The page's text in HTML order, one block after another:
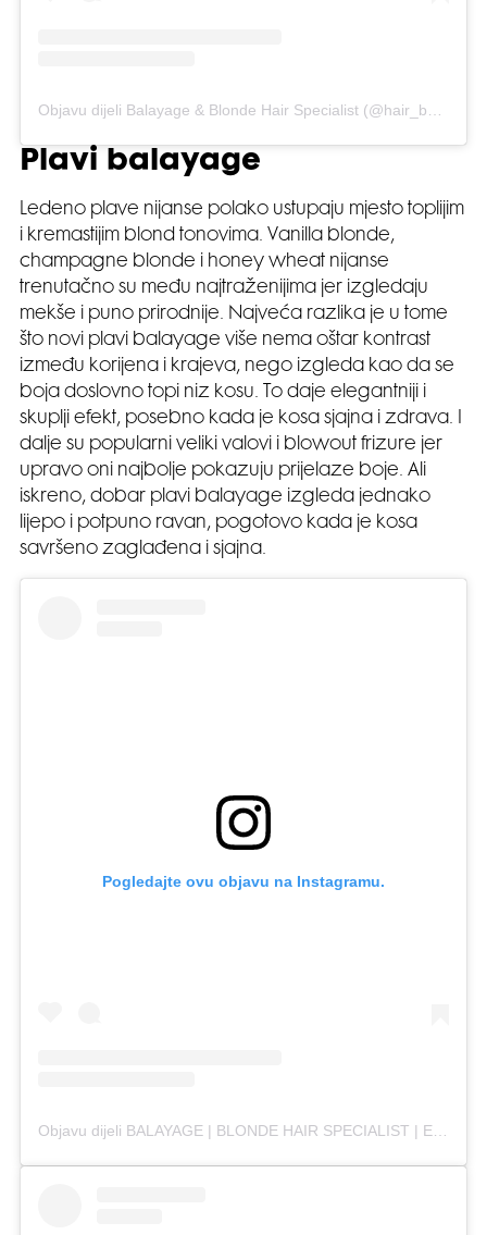
Plavi balayage
Ledeno plave nijanse polako ustupaju mjesto toplijim
i kremastijim blond tonovima. Vanilla blonde,
champagne blonde i honey wheat nijanse
trenutačno su među najtraženijima jer izgledaju
mekše i puno prirodnije. Najveća razlika je u tome
što novi plavi balayage više nema oštar kontrast
između korijena i krajeva, nego izgleda kao da se
boja doslovno topi niz kosu. To daje elegantniji i
skuplji efekt, posebno kada je kosa sjajna i zdrava. I
dalje su popularni veliki valovi i blowout frizure jer
upravo oni najbolje pokazuju prijelaze boje. Ali
iskreno, dobar plavi balayage izgleda jednako
lijepo i potpuno ravan, pogotovo kada je kosa
savršeno zaglađena i sjajna.
Pogledajte ovu objavu na Instagramu.
Objavu dijeli BALAYAGE | BLONDE HAIR SPECIALIST | EDUCATOR (@brbahair)